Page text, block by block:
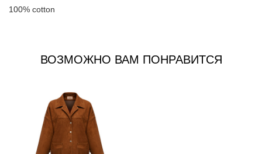
100% cotton
ВОЗМОЖНО ВАМ ПОНРАВИТСЯ